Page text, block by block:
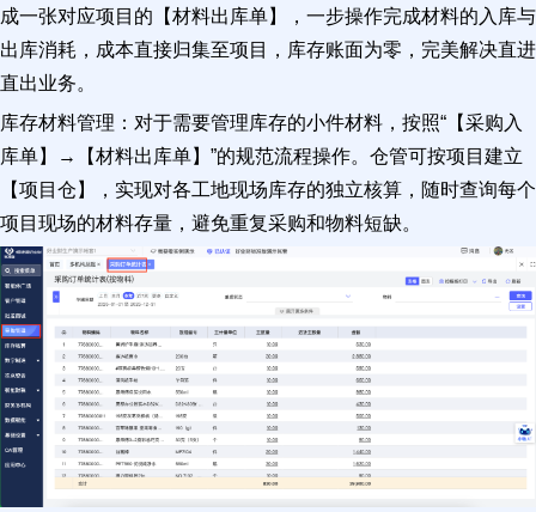
成一张对应项目的【材料出库单】，一步操作完成材料的入库与
出库消耗，成本直接归集至项目，库存账面为零，完美解决直进
直出业务。
库存材料管理：对于需要管理库存的小件材料，按照“【采购入
库单】→【材料出库单】”的规范流程操作。仓管可按项目建立
【项目仓】，实现对各工地现场库存的独立核算，随时查询每个
项目现场的材料存量，避免重复采购和物料短缺。